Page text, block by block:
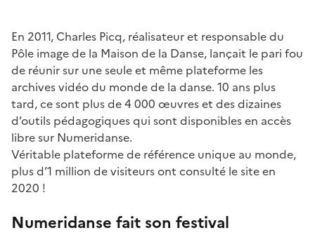
En 2011, Charles Picq, réalisateur et responsable du
Pôle image de la Maison de la Danse, lançait le pari fou
de réunir sur une seule et même plateforme les
archives vidéo du monde de la danse. 10 ans plus
tard, ce sont plus de 4 000 œuvres et des dizaines
d’outils pédagogiques qui sont disponibles en accès
libre sur Numeridanse.
Véritable plateforme de référence unique au monde,
plus d’1 million de visiteurs ont consulté le site en
2020 !
Numeridanse fait son festival